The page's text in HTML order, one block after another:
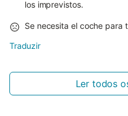
los imprevistos.
Se necesita el coche para
Traduzir
Ler todos